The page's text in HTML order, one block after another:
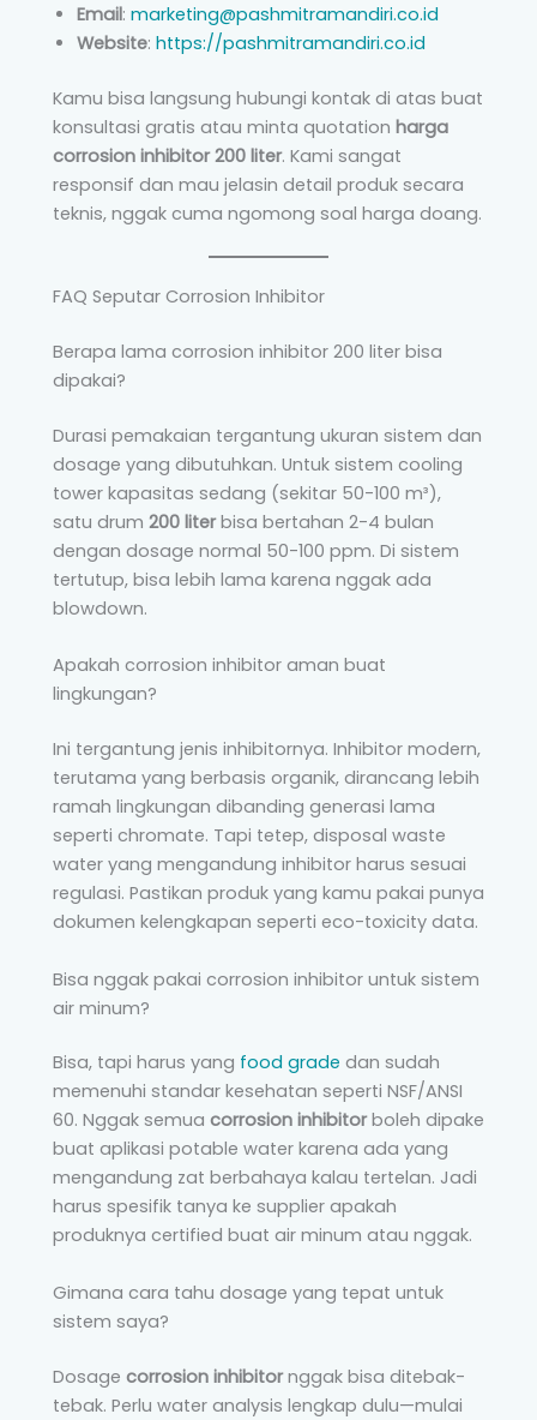
Email: marketing@pashmitramandiri.co.id
Website: https://pashmitramandiri.co.id
Kamu bisa langsung hubungi kontak di atas buat
konsultasi gratis atau minta quotation harga
corrosion inhibitor 200 liter. Kami sangat
responsif dan mau jelasin detail produk secara
teknis, nggak cuma ngomong soal harga doang.
FAQ Seputar Corrosion Inhibitor
Berapa lama corrosion inhibitor 200 liter bisa
dipakai?
Durasi pemakaian tergantung ukuran sistem dan
dosage yang dibutuhkan. Untuk sistem cooling
tower kapasitas sedang (sekitar 50-100 m³),
satu drum 200 literbisa bertahan 2-4 bulan
dengan dosage normal 50-100 ppm. Di sistem
tertutup, bisa lebih lama karena nggak ada
blowdown.
Apakah corrosion inhibitor aman buat
lingkungan?
Ini tergantung jenis inhibitornya. Inhibitor modern,
terutama yang berbasis organik, dirancang lebih
ramah lingkungan dibanding generasi lama
seperti chromate. Tapi tetep, disposal waste
water yang mengandung inhibitor harus sesuai
regulasi. Pastikan produk yang kamu pakai punya
dokumen kelengkapan seperti eco-toxicity data.
Bisa nggak pakai corrosion inhibitor untuk sistem
air minum?
Bisa, tapi harus yang food grade dan sudah
memenuhi standar kesehatan seperti NSF/ANSI
60. Nggak semua corrosion inhibitorboleh dipake
buat aplikasi potable water karena ada yang
mengandung zat berbahaya kalau tertelan. Jadi
harus spesifik tanya ke supplier apakah
produknya certified buat air minum atau nggak.
Gimana cara tahu dosage yang tepat untuk
sistem saya?
Dosage corrosion inhibitornggak bisa ditebak-
tebak. Perlu water analysis lengkap dulu—mulai